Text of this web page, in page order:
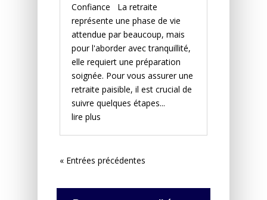
Confiance La retraite
représente une phase de vie
attendue par beaucoup, mais
pour l'aborder avec tranquillité,
elle requiert une préparation
soignée. Pour vous assurer une
retraite paisible, il est crucial de
suivre quelques étapes...
lire plus
« Entrées précédentes